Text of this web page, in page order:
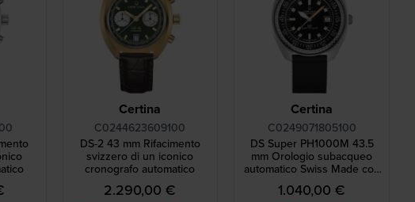
Certina
C0244623609100
DS-2 43 mm Rifacimento
svizzero di un iconico
cronografo automatico
2.290,00 €
Certina
C0249071805100
DS Super PH1000M 43.5
mm Orologio subacqueo
automatico Swiss Made con
valvola per l'elio
1.040,00 €